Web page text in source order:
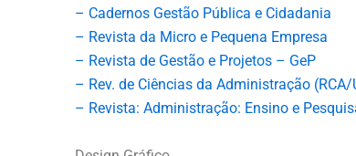
– Cadernos Gestão Pública e Cidadania
– Revista da Micro e Pequena Empresa
– Revista de Gestão e Projetos – GeP
– Rev. de Ciências da Administração (RCA/
– Revista: Administração: Ensino e